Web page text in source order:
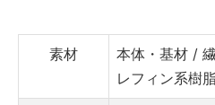
素材 本体・基材 /
レフィン系樹